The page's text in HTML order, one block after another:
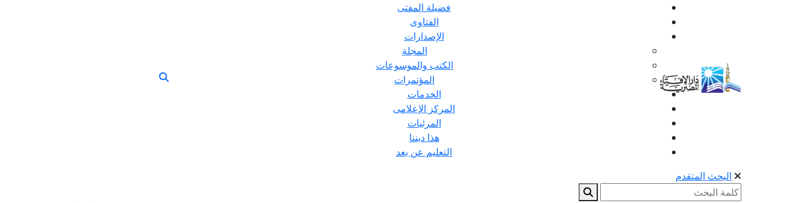
فضيلة المفتى
الفتاوى
الإصدارات
المجلة
الكتب والموسوعات
المؤتمرات
الخدمات
المركز الإعلامى
المرئيات
هذا ديننا
التعليم عن بعد
البحث المتقدم